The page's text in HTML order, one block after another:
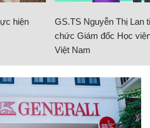
hiện
GS.TS Nguyễn Thị Lan
chức Giám đốc Học
Việt Nam